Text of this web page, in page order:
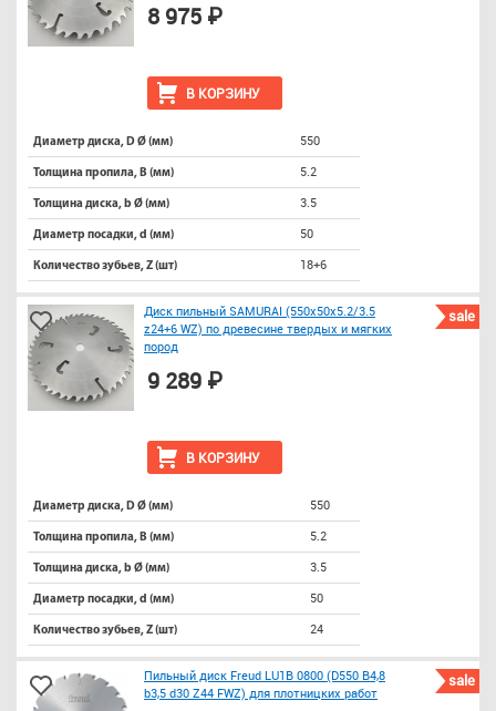
В КОРЗИНУ
8 975 ₽
Диаметр диска, D Ø (мм) 550
Толщина пропила, B (мм) 5.2
Толщина диска, b Ø (мм) 3.5
Диаметр посадки, d (мм) 50
Количество зубьев, Z (шт) 18+6
sale
Диск пильный SAMURAI (550х50х5.2/3.5
z24+6 WZ) по древесине твердых и мягких
пород
В КОРЗИНУ
9 289 ₽
Диаметр диска, D Ø (мм) 550
Толщина пропила, B (мм) 5.2
Толщина диска, b Ø (мм) 3.5
Диаметр посадки, d (мм) 50
Количество зубьев, Z (шт) 24
sale
Пильный диск Freud LU1B 0800 (D550 B4,8
b3,5 d30 Z44 FWZ) для плотницких работ